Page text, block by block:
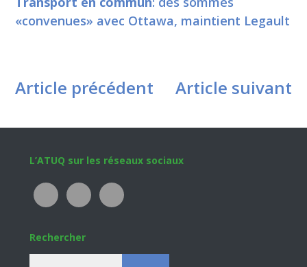
«convenues» avec Ottawa, maintient Legault
Article précédent Article suivant
Footer
L’ATUQ sur les réseaux sociaux
Rechercher